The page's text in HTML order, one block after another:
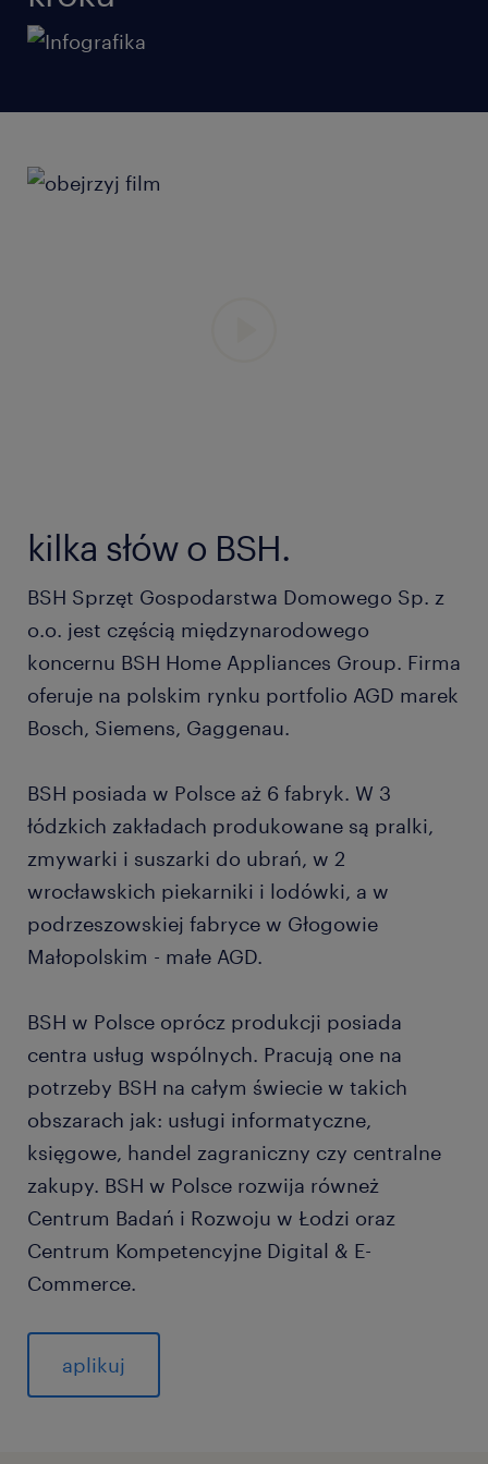
kilka słów o BSH.
BSH Sprzęt Gospodarstwa Domowego Sp. z
o.o. jest częścią międzynarodowego
koncernu BSH Home Appliances Group. Firma
oferuje na polskim rynku portfolio AGD marek
Bosch, Siemens, Gaggenau.
BSH posiada w Polsce aż 6 fabryk. W 3
łódzkich zakładach produkowane są pralki,
zmywarki i suszarki do ubrań, w 2
wrocławskich piekarniki i lodówki, a w
podrzeszowskiej fabryce w Głogowie
Małopolskim - małe AGD.
BSH w Polsce oprócz produkcji posiada
centra usług wspólnych. Pracują one na
potrzeby BSH na całym świecie w takich
obszarach jak: usługi informatyczne,
księgowe, handel zagraniczny czy centralne
zakupy. BSH w Polsce rozwija równeż
Centrum Badań i Rozwoju w Łodzi oraz
Centrum Kompetencyjne Digital & E-
Commerce.
aplikuj